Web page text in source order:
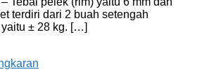
terdiri dari 2 buah setengah
yaitu ± 28 kg. […]